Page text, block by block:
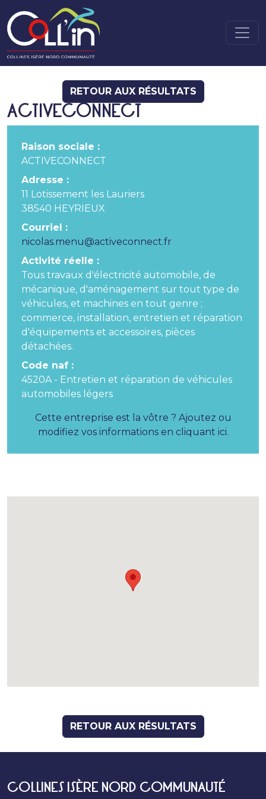
RETOUR AUX RÉSULTATS
ACTIVECONNECT
Raison sociale :
ACTIVECONNECT
Adresse :
11 Lotissement les Lauriers
38540 HEYRIEUX
Courriel :
nicolas.menu@activeconnect.fr
Activité réelle :
Tous travaux d'électricité automobile, de
mécanique, d'aménagement sur tout type de
véhicules, et machines en tout genre ;
commerce, installation, entretien et réparation
d'équipements et accessoires, pièces
détachées.
Code naf :
4520A - Entretien et réparation de véhicules
automobiles légers
Cette entreprise est la vôtre ? Ajoutez ou
modifiez vos informations en cliquant ici.
RETOUR AUX RÉSULTATS
COLLINES ISÈRE NORD COMMUNAUTÉ